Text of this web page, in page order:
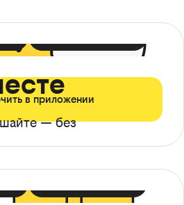
— без
в приложении